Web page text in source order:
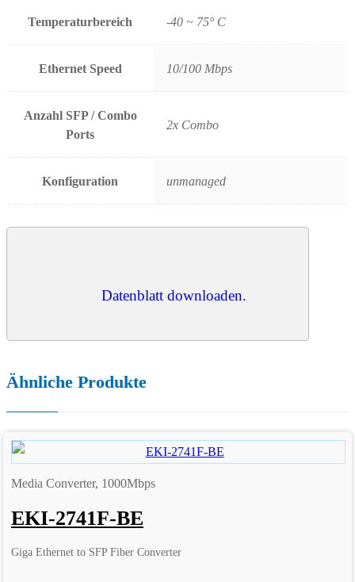
Temperaturbereich -40 ~ 75° C
Ethernet Speed 10/100 Mbps
Anzahl SFP / Combo
Ports
2x Combo
Konfiguration unmanaged
Datenblatt downloaden.
Ähnliche Produkte
Media Converter, 1000Mbps
EKI-2741F-BE
Giga Ethernet to SFP Fiber Converter